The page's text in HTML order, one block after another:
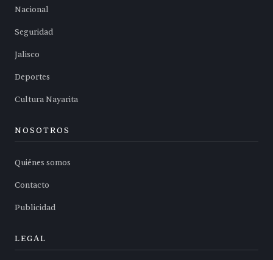
Nacional
Seguridad
Jalisco
Deportes
Cultura Nayarita
NOSOTROS
Quiénes somos
Contacto
Publicidad
LEGAL